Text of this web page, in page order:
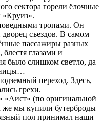
сектора горели ёлочные
«Круиз».
тропами. Он
съездов. В самом
пассажиры разных
глазами и
было слишком светло, да
переход. Здесь,
грехи.
(по оригинальной
же мы купили бутерброды
пол принимал наши